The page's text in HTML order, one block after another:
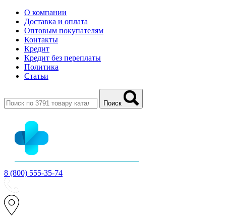
О компании
Доставка и оплата
Оптовым покупателям
Контакты
Кредит
Кредит без переплаты
Политика
Статьи
Поиск
8 (800) 555-35-74